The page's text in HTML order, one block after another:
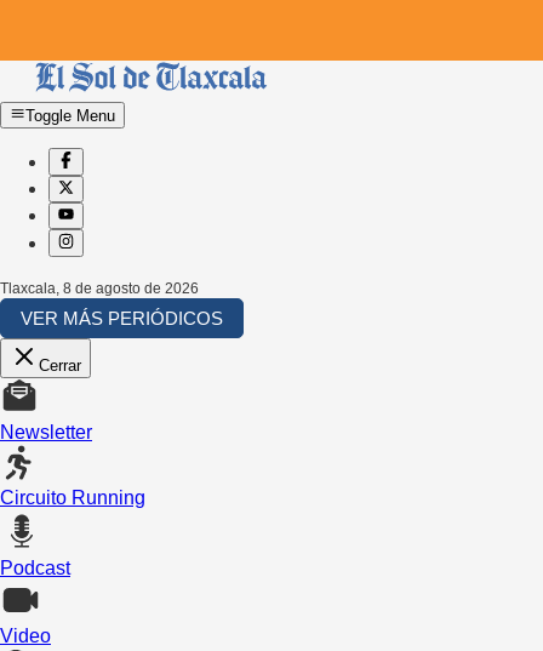
Toggle Menu
Tlaxcala 8 de agosto de 2026
VER MÁS PERIÓDICOS
Cerrar
Newsletter
Circuito Running
Podcast
Video